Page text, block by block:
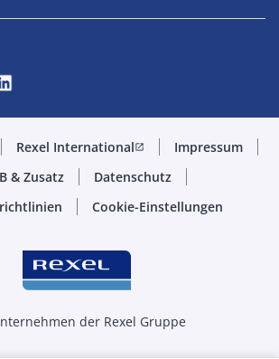
Rexel Internationalopen_in_new
Impressum
& Zusatz
Datenschutz
Cookie-Einstellungen
der Rexel Gruppe